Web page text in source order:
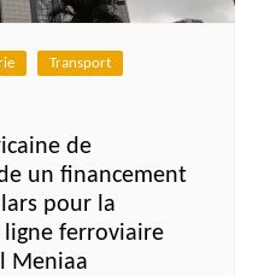
Transport
de
un financement
pour la
ligne ferroviaire
Meniaa